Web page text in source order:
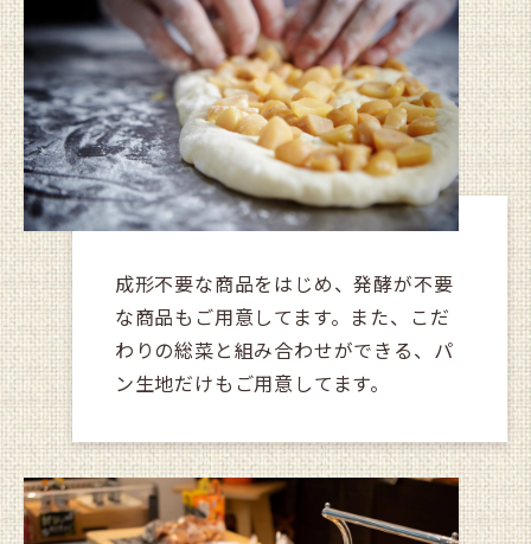
成形不要な商品をはじめ、発酵が不要
な商品もご用意してます。また、こだ
わりの総菜と組み合わせができる、パ
ン生地だけもご用意してます。